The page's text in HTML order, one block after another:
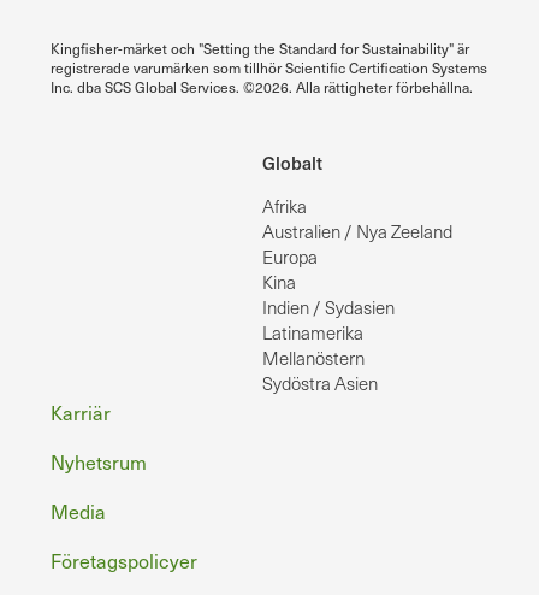
Kingfisher-märket och "Setting the Standard for Sustainability" är
registrerade varumärken som tillhör Scientific Certification Systems
Inc. dba SCS Global Services. ©2026. Alla rättigheter förbehållna.
Globalt
Afrika
Australien / Nya Zeeland
Europa
Kina
Indien / Sydasien
Latinamerika
Mellanöstern
Sydöstra Asien
Sidfot
Karriär
Nyhetsrum
Media
Företagspolicyer